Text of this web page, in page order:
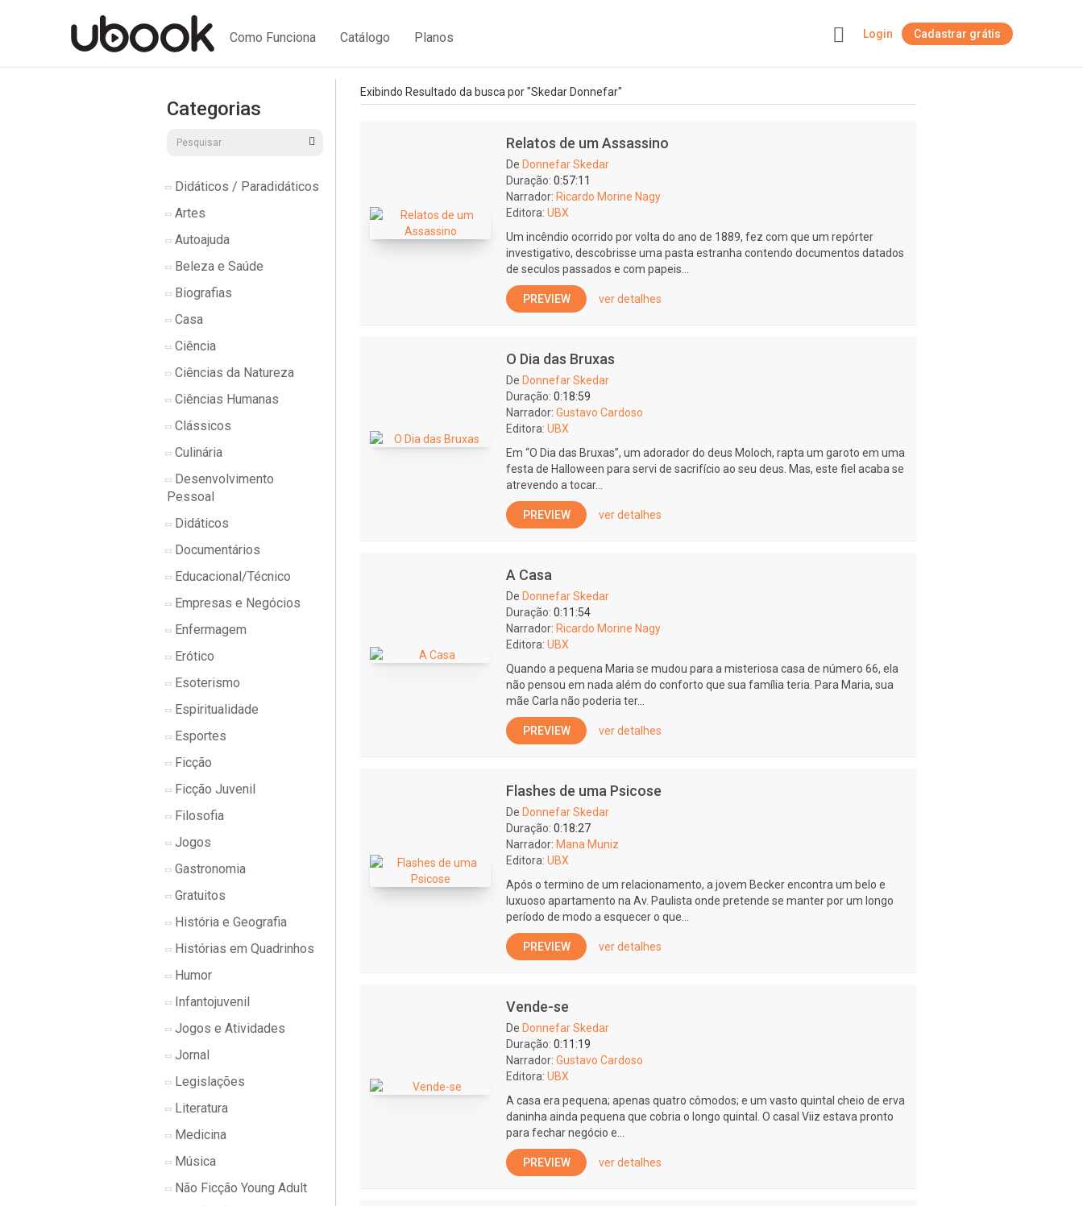
Como Funciona Catálogo Planos Login Cadastrar grátis
Categorias
Didáticos / Paradidáticos
Artes
Autoajuda
Beleza e Saúde
Biografias
Casa
Ciência
Ciências da Natureza
Ciências Humanas
Clássicos
Culinária
Desenvolvimento
Pessoal
Didáticos
Documentários
Educacional/Técnico
Empresas e Negócios
Enfermagem
Erótico
Esoterismo
Espiritualidade
Esportes
Ficção
Ficção Juvenil
Filosofia
Jogos
Gastronomia
Gratuitos
História e Geografia
Histórias em Quadrinhos
Humor
Infantojuvenil
Jogos e Atividades
Jornal
Legislações
Literatura
Medicina
Música
Não Ficção Young Adult
Exibindo Resultado da busca por "Skedar Donnefar"
Relatos de um Assassino
De Donnefar Skedar
Duração: 0:57:11
Narrador: Ricardo Morine Nagy
Editora: UBX
Um incêndio ocorrido por volta do ano de 1889, fez com que um repórter
investigativo, descobrisse uma pasta estranha contendo documentos datados
de seculos passados e com papeis...
PREVIEW ver detalhes
O Dia das Bruxas
De Donnefar Skedar
Duração: 0:18:59
Narrador: Gustavo Cardoso
Editora: UBX
Em “O Dia das Bruxas”, um adorador do deus Moloch, rapta um garoto em uma
festa de Halloween para servi de sacrifício ao seu deus. Mas, este fiel acaba se
atrevendo a tocar...
PREVIEW ver detalhes
A Casa
De Donnefar Skedar
Duração: 0:11:54
Narrador: Ricardo Morine Nagy
Editora: UBX
Quando a pequena Maria se mudou para a misteriosa casa de número 66, ela
não pensou em nada além do conforto que sua família teria. Para Maria, sua
mãe Carla não poderia ter...
PREVIEW ver detalhes
Flashes de uma Psicose
De Donnefar Skedar
Duração: 0:18:27
Narrador: Mana Muniz
Editora: UBX
Após o termino de um relacionamento, a jovem Becker encontra um belo e
luxuoso apartamento na Av. Paulista onde pretende se manter por um longo
período de modo a esquecer o que...
PREVIEW ver detalhes
Vende-se
De Donnefar Skedar
Duração: 0:11:19
Narrador: Gustavo Cardoso
Editora: UBX
A casa era pequena; apenas quatro cômodos; e um vasto quintal cheio de erva
daninha ainda pequena que cobria o longo quintal. O casal Viiz estava pronto
para fechar negócio e...
PREVIEW ver detalhes